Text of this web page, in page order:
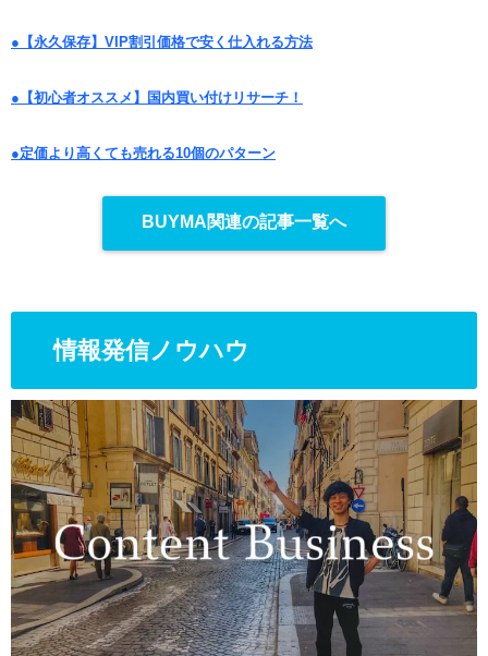
●【永久保存】VIP割引価格で安く仕入れる方法
●【初心者オススメ】国内買い付けリサーチ！
●定価より高くても売れる10個のパターン
BUYMA関連の記事一覧へ
情報発信ノウハウ